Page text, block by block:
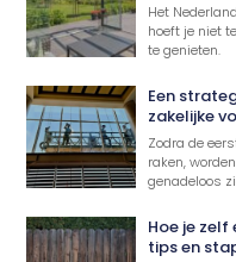
Het
hoeft je niet
te genieten.
Een
zakelijke
Zodra de
raken,
genadeloos
Hoe je
tips en